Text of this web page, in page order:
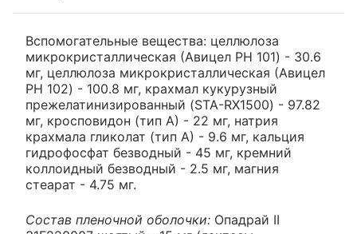
Вспомогательные вещества: целлюлоза
микрокристаллическая (Авицел PH 101) - 30.6
мг, целлюлоза микрокристаллическая (Авицел
PH 102) - 100.8 мг, крахмал кукурузный
прежелатинизированный (STA-RX1500) - 97.82
мг, кросповидон (тип А) - 22 мг, натрия
крахмала гликолат (тип А) - 9.6 мг, кальция
гидрофосфат безводный - 45 мг, кремний
коллоидный безводный - 2.5 мг, магния
стеарат - 4.75 мг.
Состав пленочной оболочки: Опадрай II